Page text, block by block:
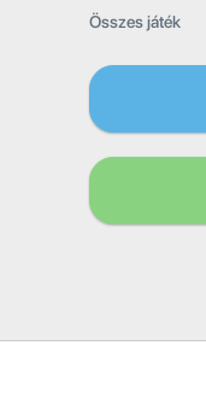
Összes játék